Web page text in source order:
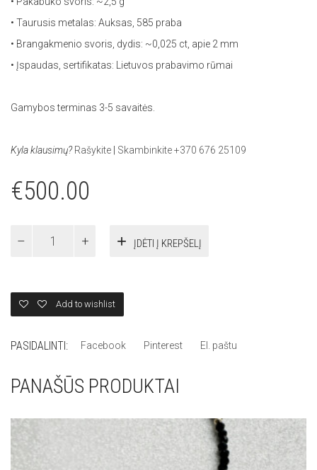
• Taurusis metalas: Auksas, 585 praba
• Brangakmenio svoris, dydis: ~0,025 ct, apie 2 mm
• Įspaudas, sertifikatas: Lietuvos prabavimo rūmai
Gamybos terminas 3-5 savaitės.
Kyla klausimų? Rašykite Skambinkite +370 676 25109
€500.00
PAKABUKAS
ĮDĖTI Į KREPŠELĮ
Add to wishlist
PASIDALINTI: Facebook Pinterest El. paštu
PANAŠŪS PRODUKTAI